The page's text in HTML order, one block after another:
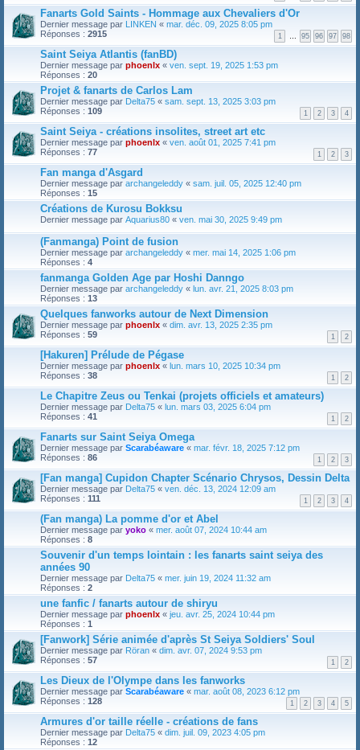
Fanarts Gold Saints - Hommage aux Chevaliers d'Or
Dernier message par LINKEN « mar. déc. 09, 2025 8:05 pm
Réponses : 2915 1 95 96 97 98
Saint Seiya Atlantis (fanBD)
Dernier message par phoenlx « ven. sept. 19, 2025 1:53 pm
Réponses : 20
Projet & fanarts de Carlos Lam
Dernier message par Delta75 « sam. sept. 13, 2025 3:03 pm
Réponses : 109 1 2 3 4
Saint Seiya - créations insolites, street art etc
Dernier message par phoenlx « ven. août 01, 2025 7:41 pm
Réponses : 77 1 2 3
Fan manga d'Asgard
Dernier message par archangeleddy « sam. juil. 05, 2025 12:40 pm
Réponses : 15
Créations de Kurosu Bokksu
Dernier message par Aquarius80 « ven. mai 30, 2025 9:49 pm
(Fanmanga) Point de fusion
Dernier message par archangeleddy « mer. mai 14, 2025 1:06 pm
Réponses : 4
fanmanga Golden Age par Hoshi Danngo
Dernier message par archangeleddy « lun. avr. 21, 2025 8:03 pm
Réponses : 13
Quelques fanworks autour de Next Dimension
Dernier message par phoenlx « dim. avr. 13, 2025 2:35 pm
Réponses : 59 1 2
[Hakuren] Prélude de Pégase
Dernier message par phoenlx « lun. mars 10, 2025 10:34 pm
Réponses : 38 1 2
Le Chapitre Zeus ou Tenkai (projets officiels et amateurs)
Dernier message par Delta75 « lun. mars 03, 2025 6:04 pm
Réponses : 41 1 2
Fanarts sur Saint Seiya Omega
Dernier message par Scarabéaware « mar. févr. 18, 2025 7:12 pm
Réponses : 86 1 2 3
[Fan manga] Cupidon Chapter Scénario Chrysos, Dessin Delta
Dernier message par Delta75 « ven. déc. 13, 2024 12:09 am
Réponses : 111 1 2 3 4
(Fan manga) La pomme d'or et Abel
Dernier message par yoko « mer. août 07, 2024 10:44 am
Réponses : 8
Souvenir d'un temps lointain : les fanarts saint seiya des
années 90
Dernier message par Delta75 « mer. juin 19, 2024 11:32 am
Réponses : 2
une fanfic / fanarts autour de shiryu
Dernier message par phoenlx « jeu. avr. 25, 2024 10:44 pm
Réponses : 1
[Fanwork] Série animée d'après St Seiya Soldiers' Soul
Dernier message par Röran « dim. avr. 07, 2024 9:53 pm
Réponses : 57 1 2
Les Dieux de l'Olympe dans les fanworks
Dernier message par Scarabéaware « mar. août 08, 2023 6:12 pm
Réponses : 128 1 2 3 4 5
Armures d'or taille réelle - créations de fans
Dernier message par Delta75 « dim. juil. 09, 2023 4:05 pm
Réponses : 12